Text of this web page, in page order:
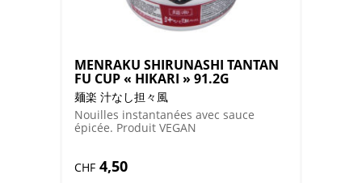
MENRAKU SHIRUNASHI TANTAN
FU CUP « HIKARI » 91.2G
麺楽 汁なし担々風
Nouilles instantanées avec sauce
épicée. Produit VEGAN
CHF 4,50